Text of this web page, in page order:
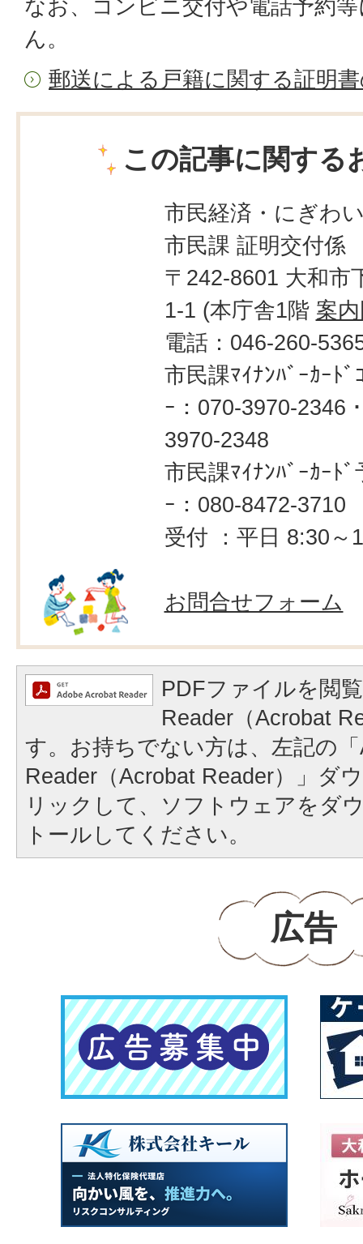
なお、コンビニ交付や電話予約
ん。
郵送による戸籍に関する証明
この記事に関する
市民経済・にぎわ
市民課 証明交付係
〒242-8601 大和市
1-1 (本庁舎1階 案
電話：046-260-
市民課ﾏｲﾅﾝﾊﾞｰｶｰﾄﾞ
ｰ：070-3970-2346
3970-2348
市民課ﾏｲﾅﾝﾊﾞｰｶｰﾄﾞ
ｰ：080-8472-3710
受付 ：平日 8:30～
お問合せフォーム
PDFファイルを閲
Reader（Acrobat
す。お持ちでない方は、左記の
Reader（Acrobat Reader）」ダ
リックして、ソフトウェアをダ
トールしてください。
広告